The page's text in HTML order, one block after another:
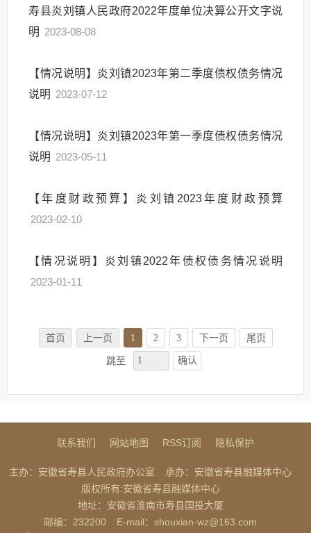
寿县炎刘镇人民政府2022年度单位决算公开文字说
明 2023-08-08
【情况说明】炎刘镇2023年第二季度债权债务情况
说明 2023-07-12
【情况说明】炎刘镇2023年第一季度债权债务情况
说明 2023-05-11
【年度财政预算】炎刘镇2023年度财政预算
2023-02-10
【情况说明】炎刘镇2022年债权债务情况说明
2023-01-11
首页 上一页 1 2 3 下一页 尾页
跳至 确认
联系我们 网站地图 RSS订阅 隐私保护
主办：安徽省寿县人民政府办公室
承办：安徽省寿县融媒体中心
版权所有:安徽省寿县融媒体中心
地址：安徽省淮南市寿县国投大厦
邮编：232200
E-mail：shouxian-wz@163.com